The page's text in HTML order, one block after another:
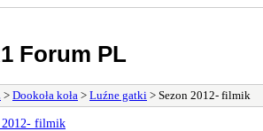
Forum PL
> Dookoła koła > Luźne gatki > Sezon 2012- filmik
2012- filmik